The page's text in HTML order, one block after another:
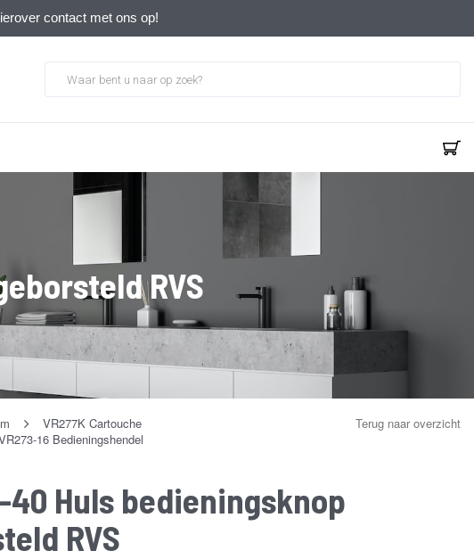
contact met ons op!
RVS
VR277K Cartouche
16 Bedieningshendel
Terug naar overzicht
40 Huls bedieningsknop
RVS